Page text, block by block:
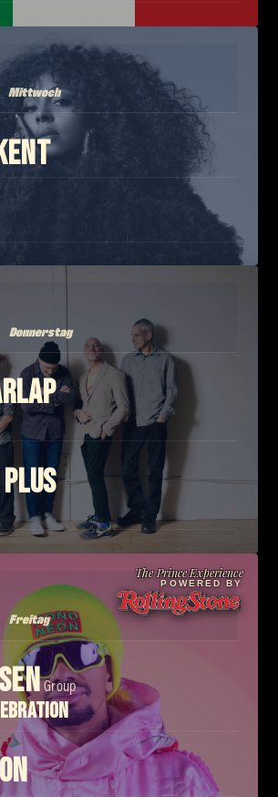
Mittwoch
Donnerstag
Plus
The Prince Experience
POWERED BY
Freitag
Group